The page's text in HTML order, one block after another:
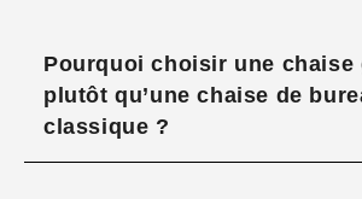
Pourquoi choisir une chaise
plutôt qu’une chaise de
classique ?